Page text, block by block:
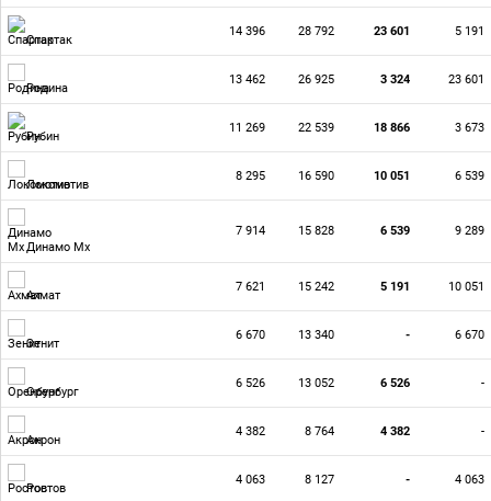
Спартак
14 396 28 792 23 601 5 191
Родина
13 462 26 925 3 324 23 601
Рубин
11 269 22 539 18 866 3 673
Локомотив
8 295 16 590 10 051 6 539
Динамо Мх
7 914 15 828 6 539 9 289
Ахмат
7 621 15 242 5 191 10 051
Зенит
6 670 13 340 - 6 670
Оренбург
6 526 13 052 6 526 -
Акрон
4 382 8 764 4 382 -
Ростов
4 063 8 127 - 4 063